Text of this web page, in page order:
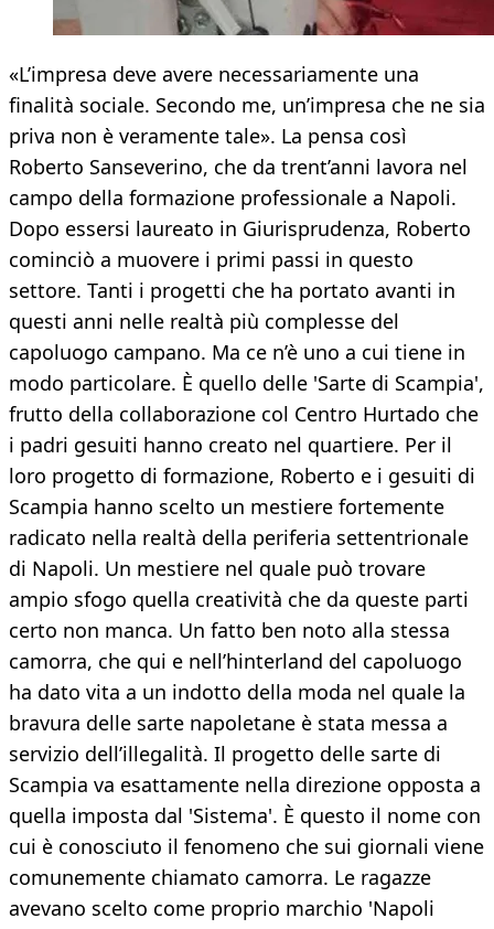
«L’impresa deve avere necessariamente una
finalità sociale. Secondo me, un’impresa che ne sia
priva non è veramente tale». La pensa così
Roberto Sanseverino, che da trent’anni lavora nel
campo della formazione professionale a Napoli.
Dopo essersi laureato in Giurisprudenza, Roberto
cominciò a muovere i primi passi in questo
settore. Tanti i progetti che ha portato avanti in
questi anni nelle realtà più complesse del
capoluogo campano. Ma ce n’è uno a cui tiene in
modo particolare. È quello delle 'Sarte di Scampia',
frutto della collaborazione col Centro Hurtado che
i padri gesuiti hanno creato nel quartiere. Per il
loro progetto di formazione, Roberto e i gesuiti di
Scampia hanno scelto un mestiere fortemente
radicato nella realtà della periferia settentrionale
di Napoli. Un mestiere nel quale può trovare
ampio sfogo quella creatività che da queste parti
certo non manca. Un fatto ben noto alla stessa
camorra, che qui e nell’hinterland del capoluogo
ha dato vita a un indotto della moda nel quale la
bravura delle sarte napoletane è stata messa a
servizio dell’illegalità. Il progetto delle sarte di
Scampia va esattamente nella direzione opposta a
quella imposta dal 'Sistema'. È questo il nome con
cui è conosciuto il fenomeno che sui giornali viene
comunemente chiamato camorra. Le ragazze
avevano scelto come proprio marchio 'Napoli